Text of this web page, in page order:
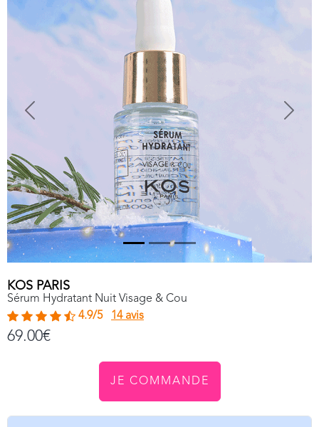
Previous Next
KOS PARIS
Sérum Hydratant Nuit Visage & Cou
4.9/5
14 avis
69.00€
JE COMMANDE